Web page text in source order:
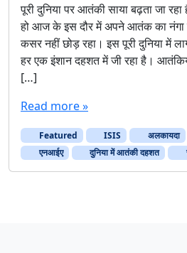
पूरी दुनिया पर आतंकी साया बढ़ता जा
हो आज के इस दौर में अपने आतंक का नंगा
कसर नहीं छोड़ रहा। इस पूरी दुनिया में
हर एक इंशान दहशत में जी रहा है।
[…]
Read more »
Featured ISIS अलकायदा
एनआईए
दुनिया में आतंकी दहशत